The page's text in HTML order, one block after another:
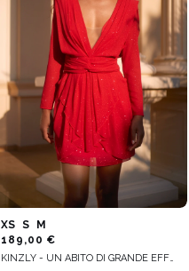
XS S
M
189,00 €
KINZLY - UN ABITO DI GRANDE EFFETTO IN ROSSO INTENSO CON BROCCATO